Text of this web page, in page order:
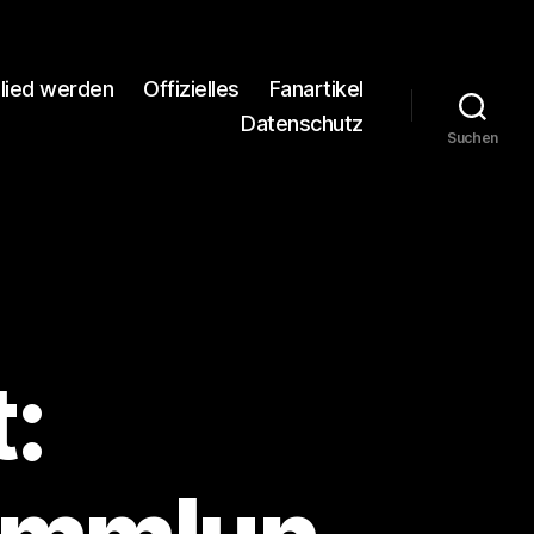
werden Offizielles
Fanartikel
Datenschutz
Suchen